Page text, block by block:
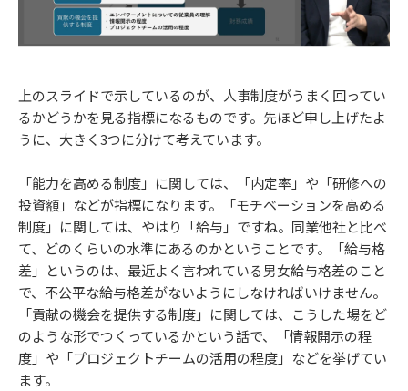
上のスライドで示しているのが、人事制度がうまく回ってい
るかどうかを見る指標になるものです。先ほど申し上げたよ
うに、大きく3つに分けて考えています。
「能力を高める制度」に関しては、「内定率」や「研修への
投資額」などが指標になります。「モチベーションを高める
制度」に関しては、やはり「給与」ですね。同業他社と比べ
て、どのくらいの水準にあるのかということです。「給与格
差」というのは、最近よく言われている男女給与格差のこと
で、不公平な給与格差がないようにしなければいけません。
「貢献の機会を提供する制度」に関しては、こうした場をど
のような形でつくっているかという話で、「情報開示の程
度」や「プロジェクトチームの活用の程度」などを挙げてい
ます。